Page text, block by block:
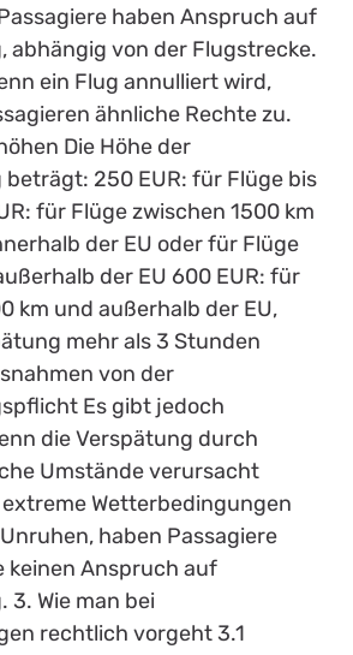
haben Anspruch auf
abhängig von der Flugstrecke.
ein Flug annulliert wird,
ähnliche Rechte zu.
Die Höhe der
250 EUR: für Flüge bis
für Flüge zwischen 1500 km
der EU oder für Flüge
der EU 600 EUR: für
km und außerhalb der EU,
mehr als 3 Stunden
von der
Es gibt jedoch
die Verspätung durch
Umstände verursacht
Wetterbedingungen
haben Passagiere
keinen Anspruch auf
Wie man bei
rechtlich vorgeht 3.1